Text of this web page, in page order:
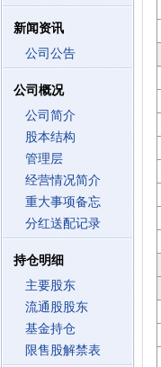
新闻资讯
公司公告
公司概况
公司简介
股本结构
管理层
经营情况简介
重大事项备忘
分红送配记录
持仓明细
主要股东
流通股股东
基金持仓
限售股解禁表